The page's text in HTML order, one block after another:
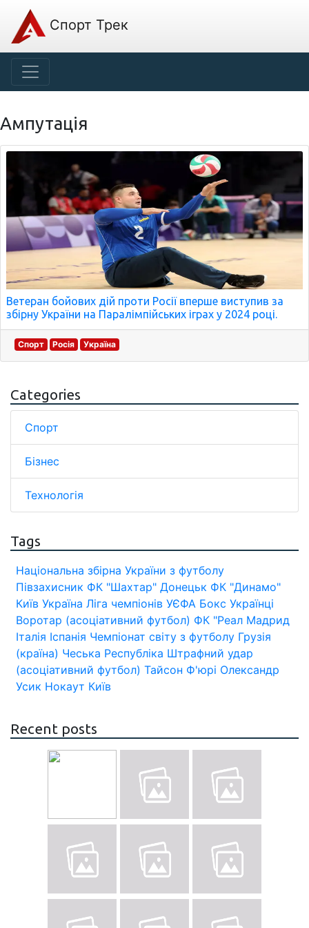
Спорт Трек
Ампутація
Ветеран бойових дій проти Росії вперше виступив за
збірну України на Паралімпійських іграх у 2024 році.
Спорт Росія Україна
Categories
Спорт
Бізнес
Технологія
Tags
Національна збірна України з футболу
Півзахисник ФК "Шахтар" Донецьк ФК "Динамо"
Київ Україна Ліга чемпіонів УЄФА Бокс Українці
Воротар (асоціативний футбол) ФК "Реал Мадрид
Італія Іспанія Чемпіонат світу з футболу Грузія
(країна) Чеська Республіка Штрафний удар
(асоціативний футбол) Тайсон Ф'юрі Олександр
Усик Нокаут Київ
Recent posts